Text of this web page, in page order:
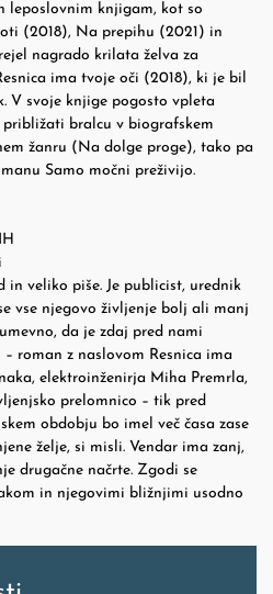
leposlovnim knjigam, kot so
(2018), Na prepihu (2021) in
nagrado krilata želva za
ima tvoje oči (2018), ki je bil
V svoje knjige pogosto vpleta
bralcu v biografskem
žanru (Na dolge proge), tako pa
Samo močni preživijo.
in veliko piše. Je publicist, urednik
vse njegovo življenje bolj ali manj
da je zdaj pred nami
roman z naslovom Resnica ima
elektroinženirja Miha Premrla,
prelomnico – tik pred
obdobju bo imel več časa zase
želje, si misli. Vendar ima zanj,
drugačne načrte. Zgodi se
in njegovimi bližnjimi usodno